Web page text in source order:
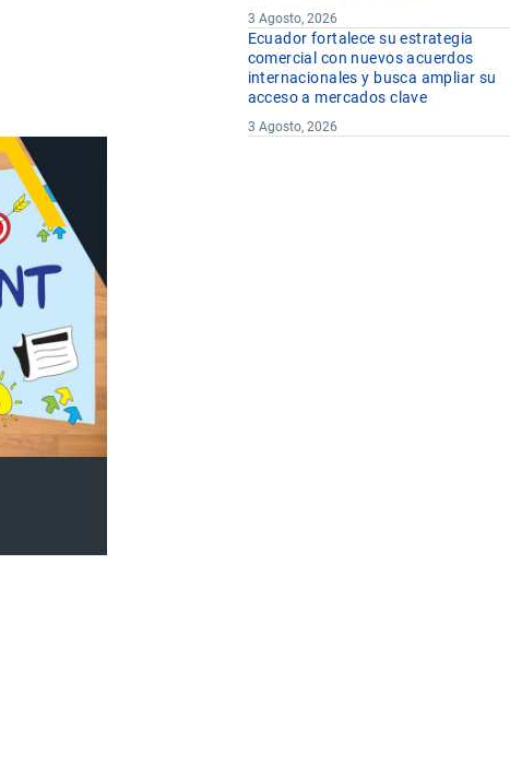
3 Agosto, 2026
Ecuador fortalece su estrategia
comercial con nuevos acuerdos
internacionales y busca ampliar su
acceso a mercados clave
3 Agosto, 2026